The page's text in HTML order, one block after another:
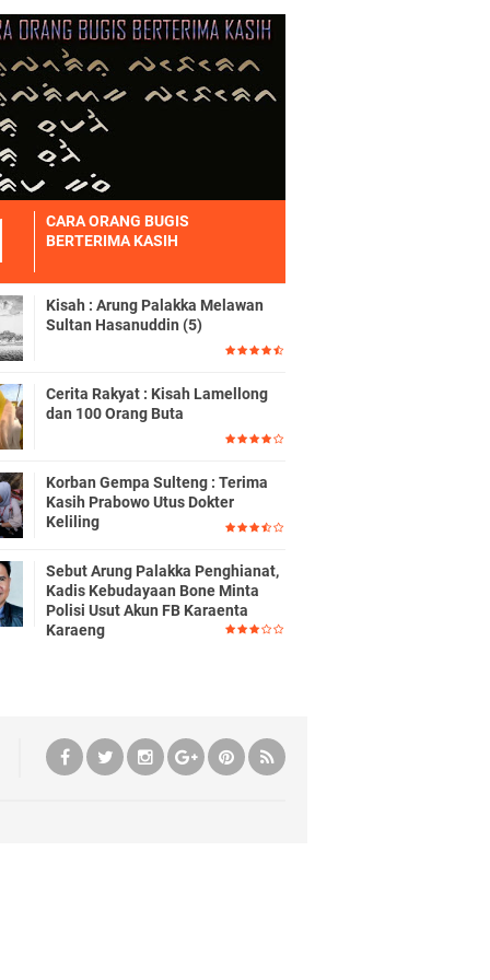
CARA ORANG BUGIS
BERTERIMA KASIH
Kisah : Arung Palakka Melawan
Sultan Hasanuddin (5)
Cerita Rakyat : Kisah Lamellong
dan 100 Orang Buta
Korban Gempa Sulteng : Terima
Kasih Prabowo Utus Dokter
Keliling
Sebut Arung Palakka Penghianat,
Kadis Kebudayaan Bone Minta
Polisi Usut Akun FB Karaenta
Karaeng